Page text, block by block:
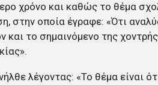
χρόνο και καθώς το θέμα
στην οποία έγραφε: «Ότι
και το σημαινόμενο της
λέγοντας: «Το θέμα είναι